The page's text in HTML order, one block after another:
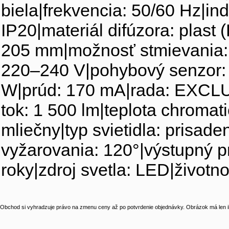
biela|frekvencia: 50/60
IP20|materiál difúzora: plast
205 mm|možnosť
220–240 V|pohybový
W|prúd: 170 mA|rada:
tok: 1 500 lm|teplota
mliečny|typ svietidla:
vyžarovania: 120°|výstupný
roky|zdroj svetla:
Obchod si vyhradzuje právo na zmenu ceny až po potvrdenie objednávky. Obrázok má len